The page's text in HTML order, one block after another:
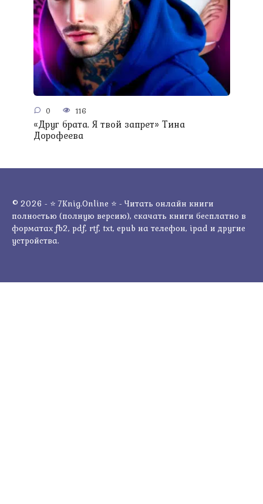
0 116
«Друг брата. Я твой запрет» Тина
Дорофеева
© 2026 - ⭐ 7Knig.Online ⭐ - Читать онлайн книги
полностью (полную версию), скачать книги бесплатно в
форматах fb2, pdf, rtf, txt, epub на телефон, ipad и другие
устройства.